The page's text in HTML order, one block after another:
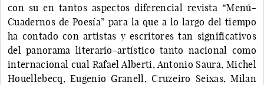
con su en tantos aspectos diferencial revista “Menú-
Cuadernos de Poesía” para la que a lo largo del tiempo
ha contado con artistas y escritores tan significativos
del panorama literario-artístico tanto nacional como
internacional cual Rafael Alberti, Antonio Saura, Michel
Houellebecq, Eugenio Granell, Cruzeiro Seixas, Milan